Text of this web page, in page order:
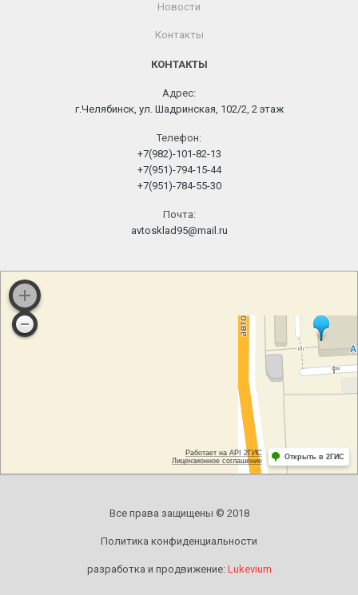
Новости
Контакты
КОНТАКТЫ
Адрес:
г.Челябинск, ул. Шадринская, 102/2, 2 этаж
Телефон:
+7(982)-101-82-13
+7(951)-794-15-44
+7(951)-784-55-30
Почта:
avtosklad95@mail.ru
Все права защищены © 2018
Политика конфиденциальности
разработка и продвижение: Lukevium